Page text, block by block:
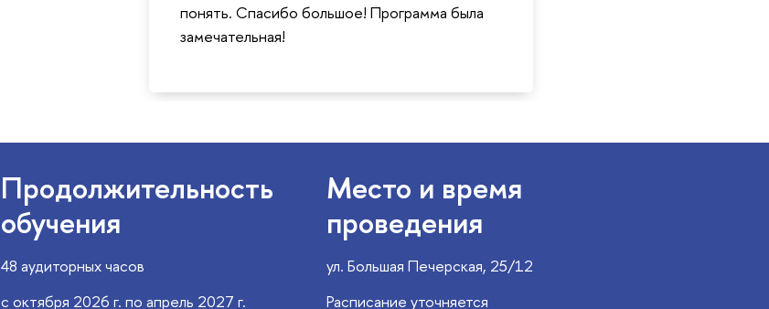
понять. Спасибо большое! Программа была
замечательная!
Продолжительность
обучения
48 аудиторных часов
с октября 2026 г. по апрель 2027 г.
Место и время
проведения
ул. Большая Печерская, 25/12
Расписание уточняется